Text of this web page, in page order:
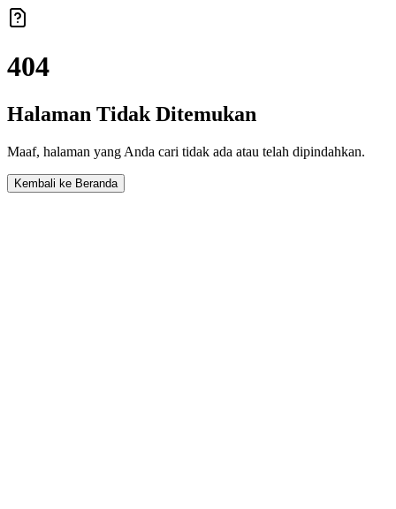
404
Halaman Tidak Ditemukan
Maaf, halaman yang Anda cari tidak ada atau telah dipindahkan.
Kembali ke Beranda